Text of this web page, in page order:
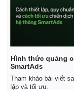
Hình thức quảng
SmartAds
Tham khảo bài viết
lập và tối ưu.